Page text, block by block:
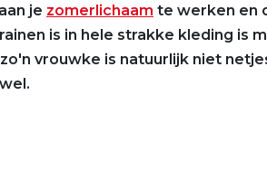
je zomerlichaam te werken en
is in hele strakke kleding is
vrouwke is natuurlijk niet